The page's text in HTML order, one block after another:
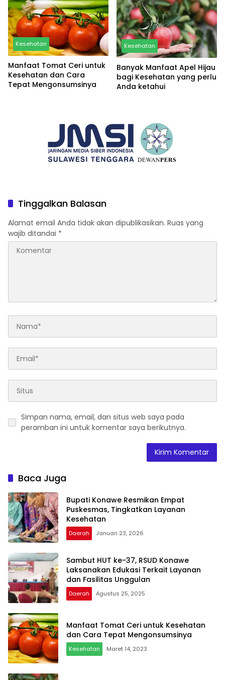
Kesehatan
Manfaat Tomat Ceri untuk
Kesehatan dan Cara
Tepat Mengonsumsinya
Kesehatan
Banyak Manfaat Apel Hijau
bagi Kesehatan yang perlu
Anda ketahui
Tinggalkan Balasan
Alamat email Anda tidak akan dipublikasikan. Ruas yang
wajib ditandai *
Simpan nama, email, dan situs web saya pada
peramban ini untuk komentar saya berikutnya.
Baca Juga
Bupati Konawe Resmikan Empat
Puskesmas, Tingkatkan Layanan
Kesehatan
Daerah Januari 23, 2026
Sambut HUT ke-37, RSUD Konawe
Laksanakan Edukasi Terkait Layanan
dan Fasilitas Unggulan
Daerah Agustus 25, 2025
Manfaat Tomat Ceri untuk Kesehatan
dan Cara Tepat Mengonsumsinya
Kesehatan Maret 14, 2023